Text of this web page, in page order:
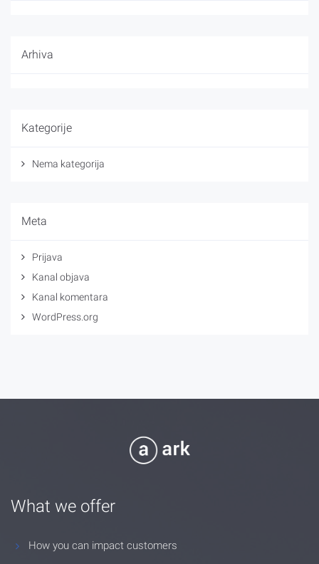
Arhiva
Kategorije
Nema kategorija
Meta
Prijava
Kanal objava
Kanal komentara
WordPress.org
What we offer
How you can impact customers